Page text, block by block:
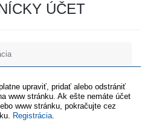
ÚČET
upraviť, pridať alebo odstrániť
www stránku. Ak ešte nemáte účet
www stránku, pokračujte cez
Registrácia.